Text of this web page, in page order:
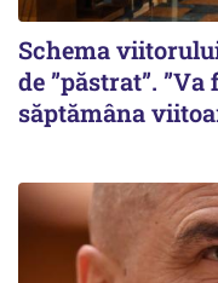
Schema
de ”păstrat”.
săptămâna